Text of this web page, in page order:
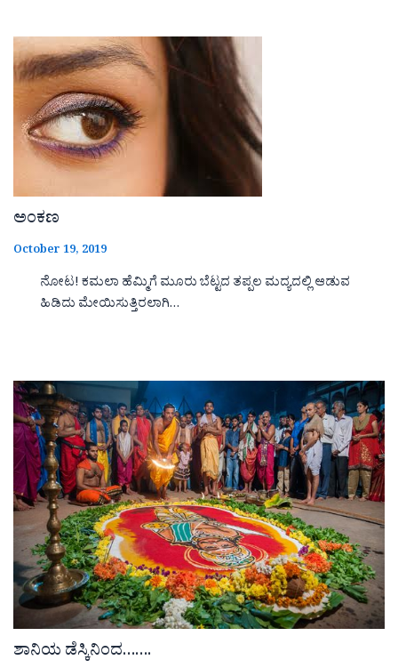
ಅಂಕಣ
October 19, 2019
ನೋಟ! ಕಮಲಾ ಹೆಮ್ಮಿಗೆ ಮೂರು ಬೆಟ್ಟದ ತಪ್ಪಲ ಮದ್ಯದಲ್ಲಿ ಆಡುವ
ಹಿಡಿದು ಮೇಯಿಸುತ್ತಿರಲಾಗಿ…
ಶಾನಿಯ ಡೆಸ್ಕಿನಿಂದ…….